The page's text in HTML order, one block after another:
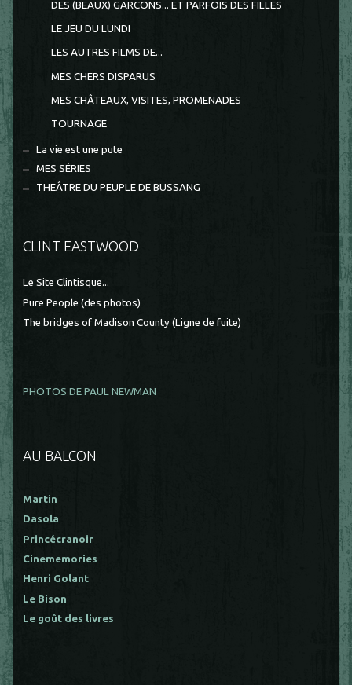
DES (BEAUX) GARCONS... ET PARFOIS DES FILLES
LE JEU DU LUNDI
LES AUTRES FILMS DE...
MES CHERS DISPARUS
MES CHÂTEAUX, VISITES, PROMENADES
TOURNAGE
La vie est une pute
MES SÉRIES
THEÂTRE DU PEUPLE DE BUSSANG
CLINT EASTWOOD
Le Site Clintisque...
Pure People (des photos)
The bridges of Madison County (Ligne de fuite)
PHOTOS DE PAUL NEWMAN
AU BALCON
Martin
Dasola
Princécranoir
Cinememories
Henri Golant
Le Bison
Le goût des livres